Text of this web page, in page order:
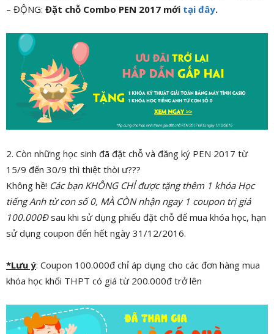
– ĐỘNG: Đặt chỗ Combo PEN 2017 mới tại đây.
2. Còn những học sinh đã đặt chỗ và đăng ký PEN 2017 từ
15/9 đến 30/9 thì thiệt thòi ư???
Không hề! Các bạn KHÔNG CHỈ được tặng thêm 1 khóa Học
tiếng Anh từ con số 0, MÀ CÒN nhận ngay 1 coupon trị giá
100.000Đsau khi sử dụng phiếu đặt chỗ để mua khóa học, hạn
sử dụng coupon đến hết ngày 31/12/2016.
*Lưu ý: Coupon 100.000đ chỉ áp dụng cho các đơn hàng mua
khóa học khối THPT có giá từ 200.000đ trở lên